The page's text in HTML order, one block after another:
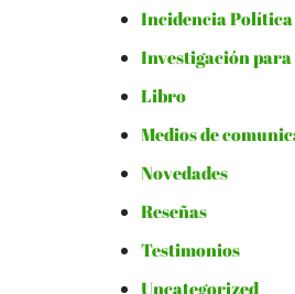
Incidencia Política
Investigación
Libro
Medios de
Novedades
Reseñas
Testimonios
Uncategorized